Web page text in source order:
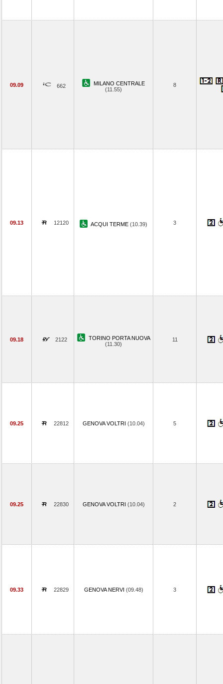
09.09 662
MILANO CENTRALE
(11.55)
8
09.13 12120 ACQUI TERME (10.39) 3
09.18 2122
TORINO PORTA NUOVA
(11.30)
11
09.25 22812 GENOVA VOLTRI (10.04) 5
09.25 22830 GENOVA VOLTRI (10.04) 2
09.33 22829 GENOVA NERVI (09.48) 3